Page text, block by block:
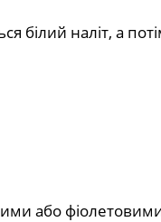
білий наліт, а
або